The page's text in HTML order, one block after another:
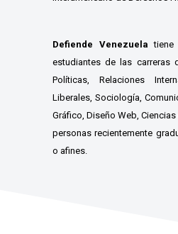
Defiende Venezuela tiene
estudiantes de las carreras
Políticas, Relaciones
Liberales, Sociología,
Gráfico, Diseño Web,
personas recientemente
o afines.